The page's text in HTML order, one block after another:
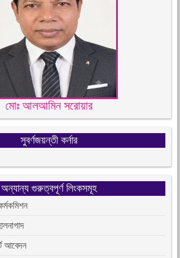
মোঃ আলআমিন সরোয়ার
সুবর্ণজয়ন্তী কর্নার
অন্যান্য গুরুত্বপূর্ণ লিংকসমূহ
আবেদন